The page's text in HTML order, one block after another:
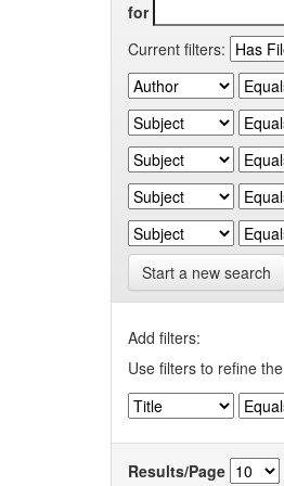
for
Current filters:
Start a new search
Add filters:
Use filters to refine
Results/Page